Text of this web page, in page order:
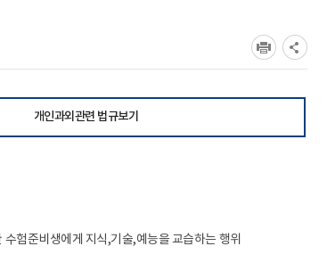
개인과외관련 법규보기
험준비생에게 지식,기술,예능을 교습하는 행위